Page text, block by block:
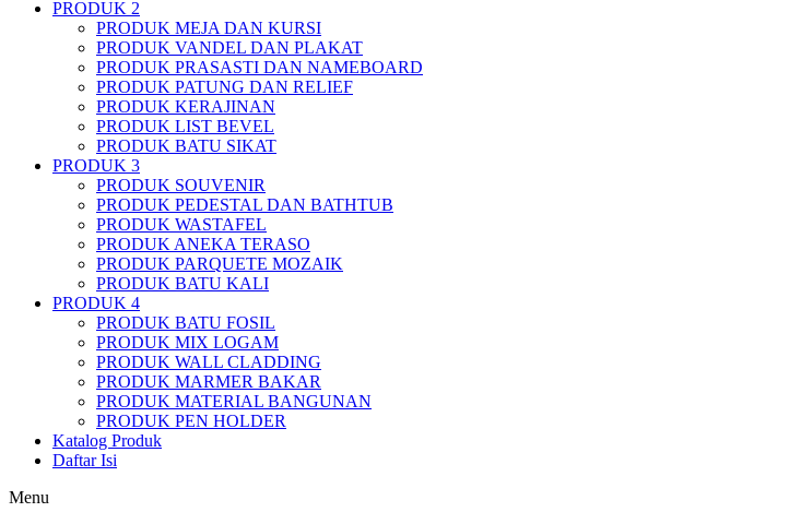
PRODUK 2
PRODUK MEJA DAN KURSI
PRODUK VANDEL DAN PLAKAT
PRODUK PRASASTI DAN NAMEBOARD
PRODUK PATUNG DAN RELIEF
PRODUK KERAJINAN
PRODUK LIST BEVEL
PRODUK BATU SIKAT
PRODUK 3
PRODUK SOUVENIR
PRODUK PEDESTAL DAN BATHTUB
PRODUK WASTAFEL
PRODUK ANEKA TERASO
PRODUK PARQUETE MOZAIK
PRODUK BATU KALI
PRODUK 4
PRODUK BATU FOSIL
PRODUK MIX LOGAM
PRODUK WALL CLADDING
PRODUK MARMER BAKAR
PRODUK MATERIAL BANGUNAN
PRODUK PEN HOLDER
Katalog Produk
Daftar Isi
Menu